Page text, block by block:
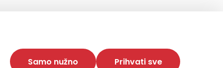
Time poboljšavamo korisničko iskustvo,
web stranica i uređaja u tu svrhu. Naši partneri
Samo nužno Prihvati sve